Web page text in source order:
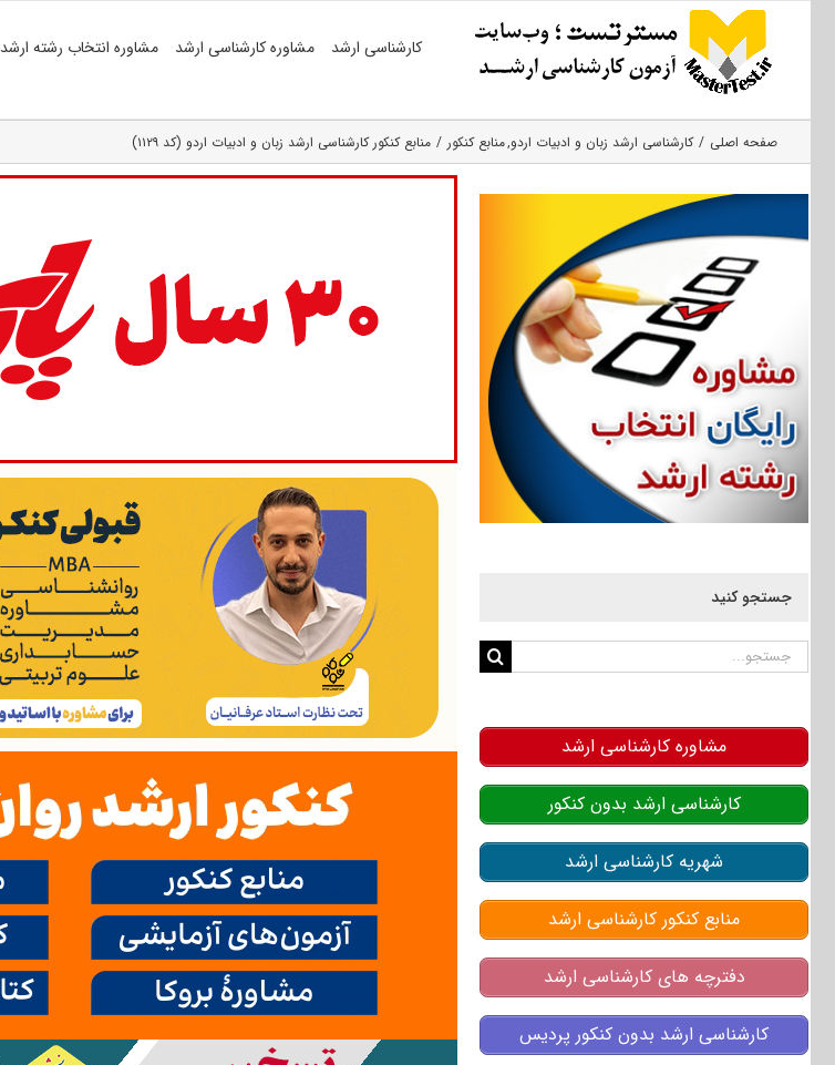
کارشناسی ارشد مشاوره کارشناسی ارشد مشاوره انتخاب رشته ارشد
صفحه اصلی کارشناسی ارشد زبان و ادبیات اردو منابع کنکور منابع کنکور کارشناسی ارشد زبان و ادبیات اردو (کد ۱۱۲۹)
جستجو کنید
جستجو
مشاوره کارشناسی ارشد
کارشناسی ارشد بدون کنکور
شهریه کارشناسی ارشد
منابع کنکور کارشناسی ارشد
دفترچه های کارشناسی ارشد
کارشناسی ارشد بدون کنکور پردیس